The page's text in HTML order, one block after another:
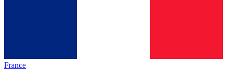
France